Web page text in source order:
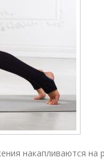
накапливаются на